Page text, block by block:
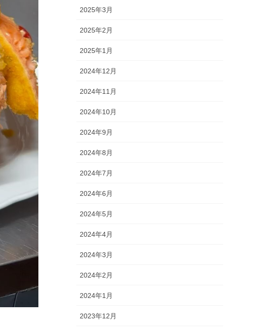
2025年3月
2025年2月
2025年1月
2024年12月
2024年11月
2024年10月
2024年9月
2024年8月
2024年7月
2024年6月
2024年5月
2024年4月
2024年3月
2024年2月
2024年1月
2023年12月